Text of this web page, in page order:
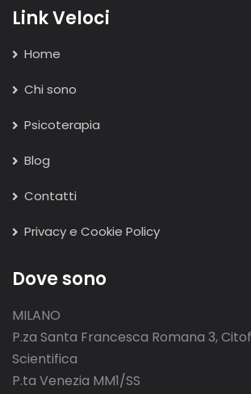
Link Veloci
Home
Chi sono
Psicoterapia
Blog
Contatti
Privacy e Cookie Policy
Dove sono
MILANO
P.za Santa Francesca Romana 3,
Scientifica
P.ta Venezia MM1/SS